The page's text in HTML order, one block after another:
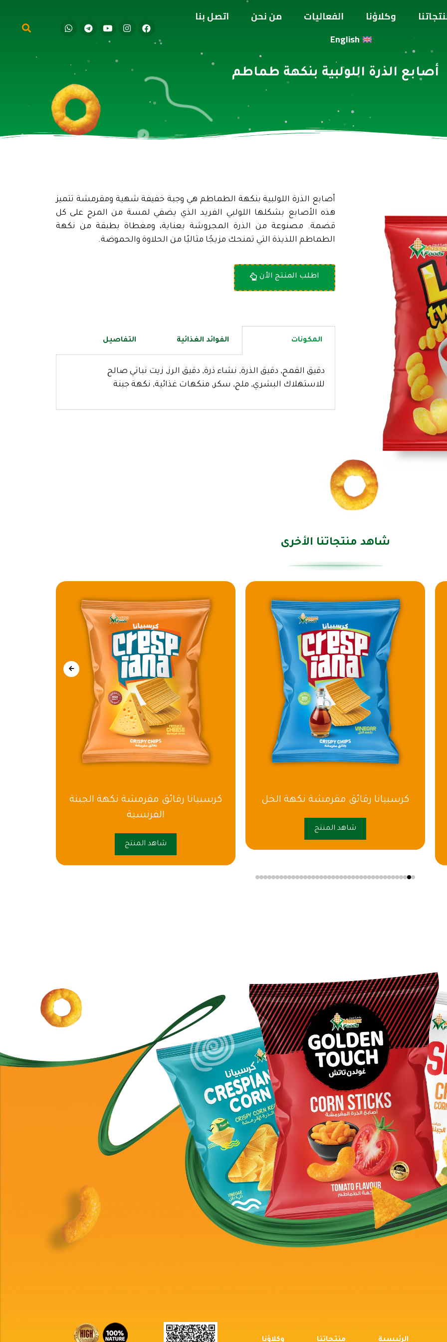
وكلاؤنا الفعاليات من نحن
اتصل بنا
English
أصابع الذرة اللولبية بنكهة طماطم
أصابع الذرة اللولبية بنكهة الطماطم هي وجبة خفيفة شهية ومقرمشة تتميز
هذه الأصابع بشكلها اللولبي الفريد الذي يضفي لمسة من المرح على كل
قضمة. مصنوعة من الذرة المجروشة بعناية، ومغطاة بطبقة من نكهة
الطماطم اللذيذة التي تمنحك مزيجًا مثاليًا من الحلاوة والحموضة.
اطلب المنتج الأن
المكونات الفوائد الغذائية التفاصيل
دقيق القمح, دقيق الذرة, نشاء ذرة, دقيق الرز, زيت نباتي صالح
للاستهلاك البشري, ملح, سكر, منكهات غذائية, نكهة جبنة
شاهد منتجاتنا الأخرى
كرسبيانا رقائق مقرمشة نكهة الخل
شاهد المنتج
كرسبيانا رقائق مقرمشة نكهة الجبنة
الفرنسية
شاهد المنتج
الرئيسية منتجاتنا وكلاؤنا